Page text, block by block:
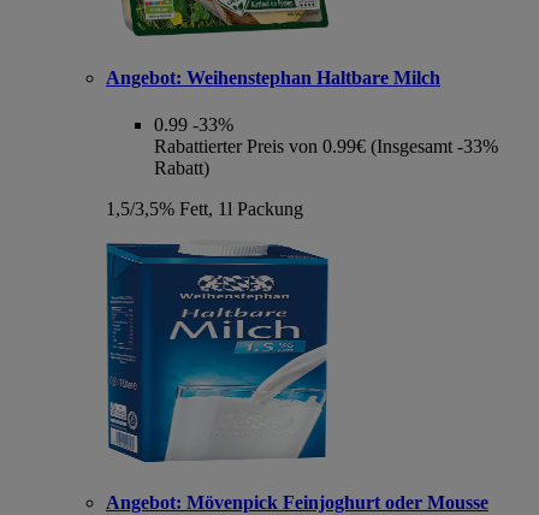
Angebot: Weihenstephan Haltbare Milch
0.99 -33%
Rabattierter Preis von 0.99€ (Insgesamt -33%
Rabatt)
1,5/3,5% Fett, 1l Packung
Angebot: Mövenpick Feinjoghurt oder Mousse